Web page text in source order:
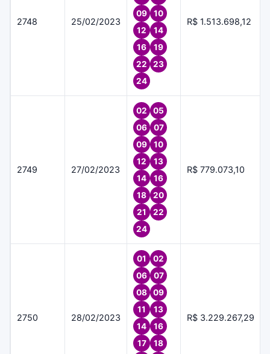
2748 25/02/2023
09
10
12
14
16
19
22
23
24
R$ 1.513.698,12
2749 27/02/2023
02
05
06
07
09
10
12
13
14
16
18
20
21
22
24
R$ 779.073,10
2750 28/02/2023
01
02
06
07
08
09
11
13
14
16
17
18
R$ 3.229.267,29